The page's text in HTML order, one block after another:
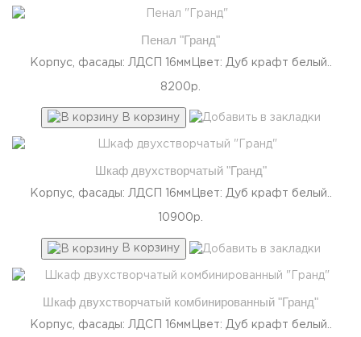
Пенал "Гранд"
Корпус, фасады: ЛДСП 16ммЦвет: Дуб крафт белый..
8200р.
В корзину
Шкаф двухстворчатый "Гранд"
Корпус, фасады: ЛДСП 16ммЦвет: Дуб крафт белый..
10900р.
В корзину
Шкаф двухстворчатый комбинированный "Гранд"
Корпус, фасады: ЛДСП 16ммЦвет: Дуб крафт белый..